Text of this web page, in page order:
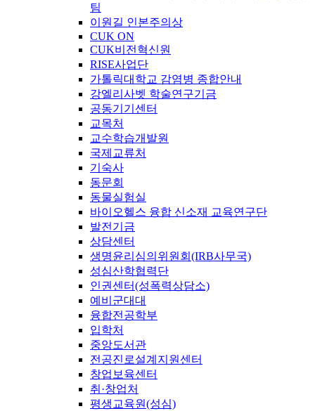
팀
이원길 인본주의상
CUK ON
CUK비전혁신원
RISE사업단
가톨릭대학교 감염병 종합안내
강엘리사벳 학술연구기금
공동기기센터
교목처
교수학습개발원
국제교류처
기숙사
동문회
동물실험실
바이오헬스 융합 신소재 교육연구단
발전기금
상담센터
생명윤리심의위원회(IRB사무국)
성심산학협력단
인권센터(성폭력상담소)
예비군대대
융합전공학부
입학처
중앙도서관
전공진로설계지원센터
창업보육센터
취·창업처
평생교육원(성심)